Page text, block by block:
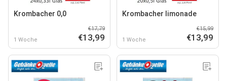
Krombacher 0,0
1 Woche
€17,79
€13,99
Krombacher limonade
1 Woche
€15,99
€13,99